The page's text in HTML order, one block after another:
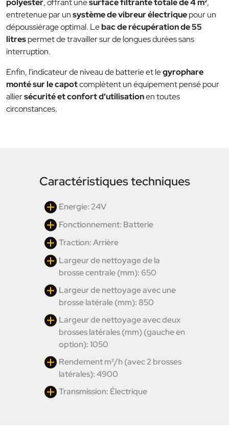
polyester, offrant unesurface filtrante totale de 4 m²,
entretenue par unsystème de vibreur électriquepour un
dépoussiérage optimal. Lebac de récupération de 55
litrespermet de travailler sur de longues durées sans
interruption.
Enfin, l'indicateur de niveau de batterie et legyrophare
monté sur le capotcomplètent un équipement pensé pour
alliersécurité et confort d'utilisationen toutes
circonstances.
Caractéristiques techniques
Energie: 24V
Fonctionnement: Batterie
Traction: Arrière
Largeur de nettoyage de la
brosse centrale (mm): 650
Largeur de nettoyage avec une
brosse latérale (mm): 850
Largeur de nettoyage avec deux
brosses latérales (mm) (gauche en
option): 1050
Rendement m²/h (avec 2 brosses
latérales): 4900
Transmission: Électrique